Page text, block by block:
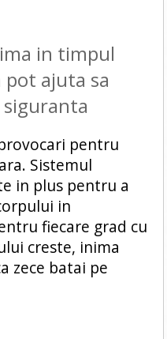
in timpul
pot ajuta sa
pentru
Sistemul
in plus pentru a
in
fiecare grad cu
creste, inima
zece batai pe